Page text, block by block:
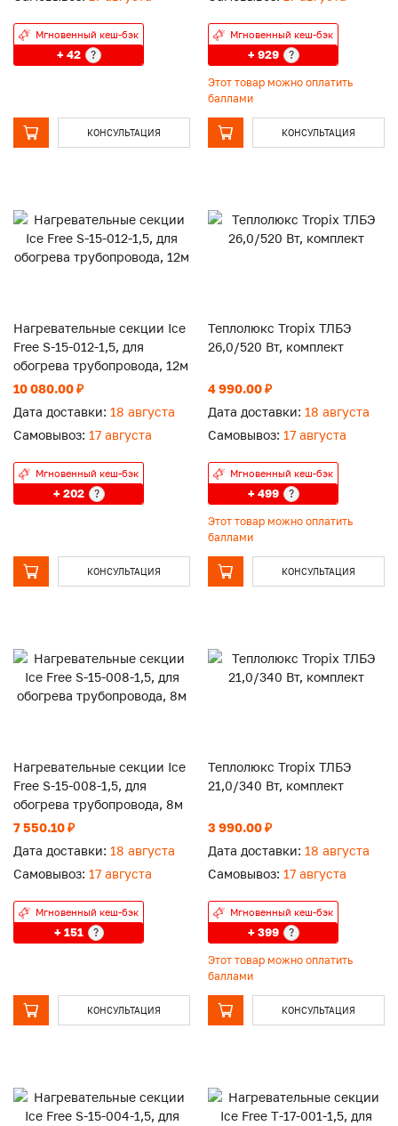
Мгновенный кеш-бэк
+ 42 ?
КОНСУЛЬТАЦИЯ
Мгновенный кеш-бэк
+ 929 ?
Этот товар можно оплатить
баллами
КОНСУЛЬТАЦИЯ
Нагревательные секции Ice
Free S-15-012-1,5, для
обогрева трубопровода, 12м
10 080.00 ₽
Дата доставки: 18 августа
Самовывоз: 17 августа
Мгновенный кеш-бэк
+ 202 ?
КОНСУЛЬТАЦИЯ
Теплолюкс Tropix ТЛБЭ
26,0/520 Вт, комплект
4 990.00 ₽
Дата доставки: 18 августа
Самовывоз: 17 августа
Мгновенный кеш-бэк
+ 499 ?
Этот товар можно оплатить
баллами
КОНСУЛЬТАЦИЯ
Нагревательные секции Ice
Free S-15-008-1,5, для
обогрева трубопровода, 8м
7 550.10 ₽
Дата доставки: 18 августа
Самовывоз: 17 августа
Мгновенный кеш-бэк
+ 151 ?
КОНСУЛЬТАЦИЯ
Теплолюкс Tropix ТЛБЭ
21,0/340 Вт, комплект
3 990.00 ₽
Дата доставки: 18 августа
Самовывоз: 17 августа
Мгновенный кеш-бэк
+ 399 ?
Этот товар можно оплатить
баллами
КОНСУЛЬТАЦИЯ